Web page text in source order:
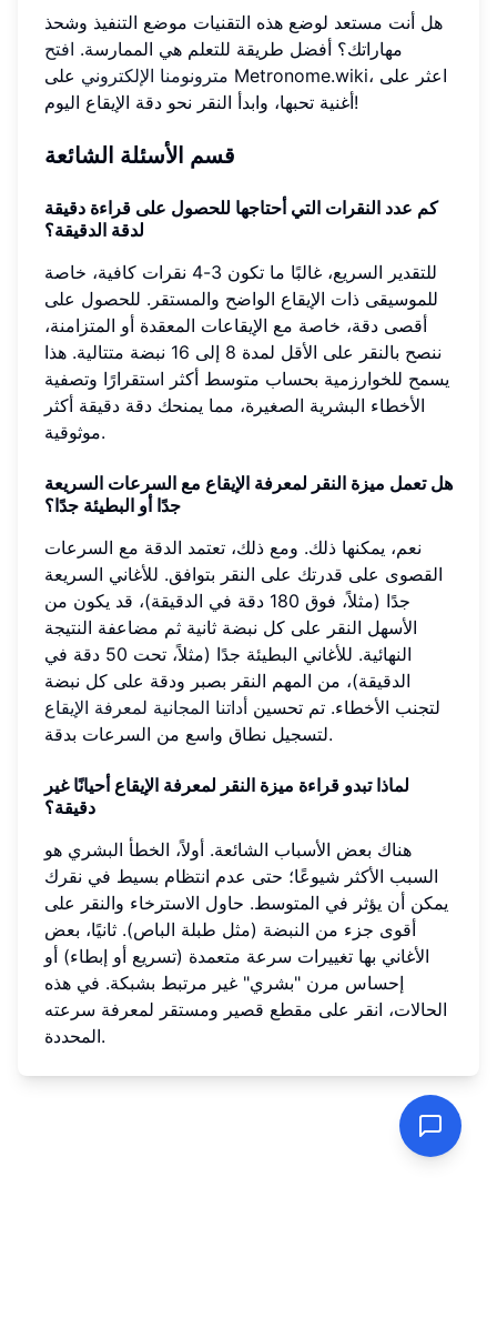
هل أنت مستعد لوضع هذه التقنيات موضع التنفيذ وشحذ
مهاراتك؟ أفضل طريقة للتعلم هي الممارسة. افتح
مترونومنا الإلكتروني على Metronome.wiki، اعثر على
أغنية تحبها، وابدأ النقر نحو دقة الإيقاع اليوم!
قسم الأسئلة الشائعة
كم عدد النقرات التي أحتاجها للحصول على قراءة دقيقة
لدقة الدقيقة؟
للتقدير السريع، غالبًا ما تكون 3-4 نقرات كافية، خاصة
للموسيقى ذات الإيقاع الواضح والمستقر. للحصول على
أقصى دقة، خاصة مع الإيقاعات المعقدة أو المتزامنة،
ننصح بالنقر على الأقل لمدة 8 إلى 16 نبضة متتالية. هذا
يسمح للخوارزمية بحساب متوسط أكثر استقرارًا وتصفية
الأخطاء البشرية الصغيرة، مما يمنحك دقة دقيقة أكثر
موثوقية.
هل تعمل ميزة النقر لمعرفة الإيقاع مع السرعات السريعة
جدًا أو البطيئة جدًا؟
نعم، يمكنها ذلك. ومع ذلك، تعتمد الدقة مع السرعات
القصوى على قدرتك على النقر بتوافق. للأغاني السريعة
جدًا (مثلاً، فوق 180 دقة في الدقيقة)، قد يكون من
الأسهل النقر على كل نبضة ثانية ثم مضاعفة النتيجة
النهائية. للأغاني البطيئة جدًا (مثلاً، تحت 50 دقة في
الدقيقة)، من المهم النقر بصبر ودقة على كل نبضة
لتجنب الأخطاء. تم تحسين أداتنا المجانية لمعرفة الإيقاع
لتسجيل نطاق واسع من السرعات بدقة.
لماذا تبدو قراءة ميزة النقر لمعرفة الإيقاع أحيانًا غير
دقيقة؟
هناك بعض الأسباب الشائعة. أولاً، الخطأ البشري هو
السبب الأكثر شيوعًا؛ حتى عدم انتظام بسيط في نقرك
يمكن أن يؤثر في المتوسط. حاول الاسترخاء والنقر على
أقوى جزء من النبضة (مثل طبلة الباص). ثانيًا، بعض
الأغاني بها تغييرات سرعة متعمدة (تسريع أو إبطاء) أو
إحساس مرن "بشري" غير مرتبط بشبكة. في هذه
الحالات، انقر على مقطع قصير ومستقر لمعرفة سرعته
المحددة.